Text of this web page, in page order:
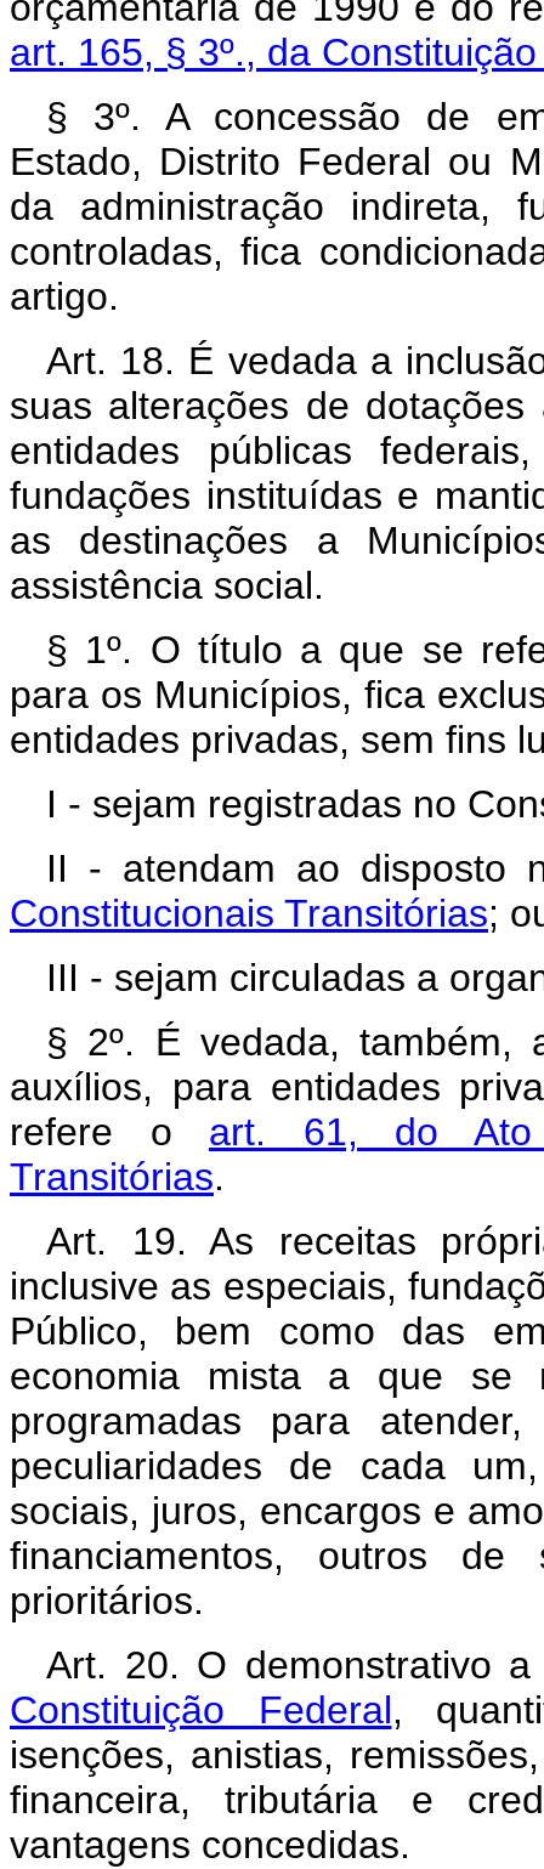
art. 165, § 3º., da
§ 3º. A concessão de
Estado, Distrito Federal ou
da administração indireta,
controladas, fica
artigo.
Art. 18. É vedada a
suas alterações de
entidades públicas
fundações instituídas e
as destinações a
assistência social.
§ 1º. O título a que se
para os Municípios, fica
entidades privadas, sem fins
I - sejam registradas no
II - atendam ao disposto
Constitucionais Transitórias;
III - sejam circuladas a
§ 2º. É vedada, também,
auxílios, para entidades
refere o art. 61, do Ato
Transitórias.
Art. 19. As receitas
inclusive as especiais,
Público, bem como das
economia mista a que
programadas para
peculiaridades de cada
sociais, juros, encargos e
financiamentos, outros de
prioritários.
Art. 20. O demonstrativo
Constituição Federal,
isenções, anistias,
financeira, tributária e
vantagens concedidas.